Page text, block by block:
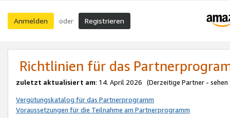
Anmelden oder Registrieren
Richtlinien für das
zuletzt aktualisiert am: 14. April 2026 (Derzeitige Partner - sehen
Vergütungskatalog für das Partnerprogramm
Voraussetzungen für die Teilnahme am Partnerprogramm